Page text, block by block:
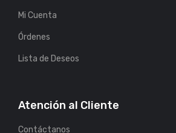
Mi Cuenta
Órdenes
Lista de Deseos
Atención al Cliente
Contáctanos